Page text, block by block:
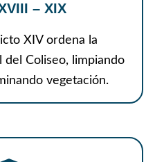
– XIX
XIV ordena la
del Coliseo, limpiando
vegetación.